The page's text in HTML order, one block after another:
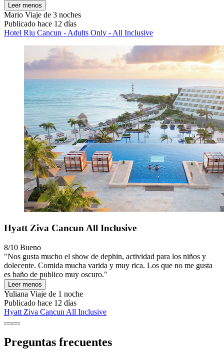
Leer menos
Mario Viaje de 3 noches
Publicado hace 12 días
Hotel Riu Cancun - Adults Only - All Inclusive
Hyatt Ziva Cancun All Inclusive
8/10 Bueno
"Nos gusta mucho el show de dephin, actividad para los niños y
dolecente. Comida mucha varida y muy rica. Los que no me gusta
es baño de publico muy oscuro."
Leer menos
Yuliana Viaje de 1 noche
Publicado hace 12 días
Hyatt Ziva Cancun All Inclusive
Preguntas frecuentes